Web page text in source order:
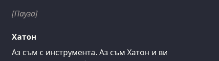
[Пауза]
Хатон
Аз съм с инструмента. Аз съм Хатон и ви